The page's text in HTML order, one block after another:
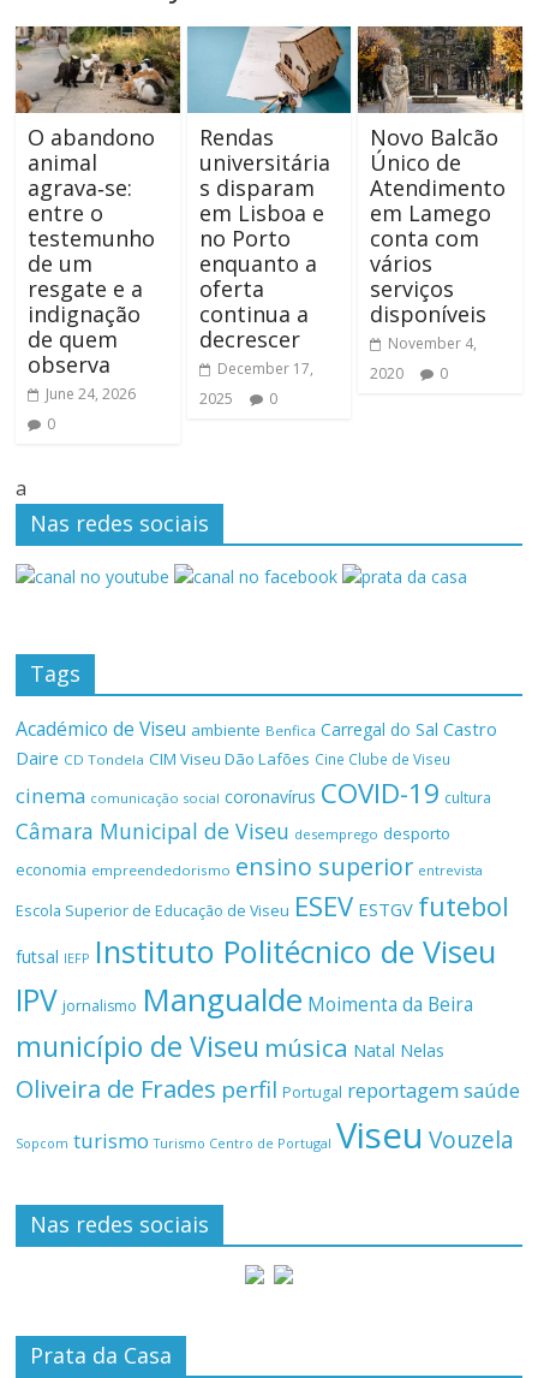
O abandono
animal
agrava‑se:
entre o
testemunho
de um
resgate e a
indignação
de quem
observa
June 24, 2026
0
Rendas
universitária
s disparam
em Lisboa e
no Porto
enquanto a
oferta
continua a
decrescer
December 17,
2025
0
Novo Balcão
Único de
Atendimento
em Lamego
conta com
vários
serviços
disponíveis
November 4,
2020
0
a
Nas redes sociais
Tags
Académico de Viseu ambiente Benfica Carregal do Sal Castro
Daire CD Tondela CIM Viseu Dão Lafões Cine Clube de Viseu
cinema comunicação social coronavírus COVID-19 cultura
Câmara Municipal de Viseu desemprego desporto
economia empreendedorismo ensino superior entrevista
Escola Superior de Educação de Viseu ESEV ESTGV futebol
futsal IEFP Instituto Politécnico de Viseu
IPV jornalismo Mangualde Moimenta da Beira
município de Viseu música Natal Nelas
Oliveira de Frades perfil Portugal reportagemsaúde
Sopcom turismo Turismo Centro de Portugal Viseu Vouzela
Nas redes sociais
Prata da Casa